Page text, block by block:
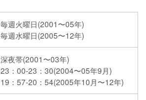
毎週火曜日(2001〜05年)
毎週水曜日(2005〜12年)
深夜帯(2001〜03年)
23：00-23：30(2004〜05年9月)
19：57-20：54(2005年10月〜12年)